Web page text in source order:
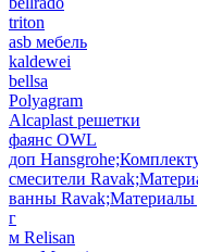
triton
asb мебель
kaldewei
bellsa
Polyagram
Alcaplast решетки
фаянс OWL
доп
смесители
ванны Ravak;Материалы
г
м Relisan